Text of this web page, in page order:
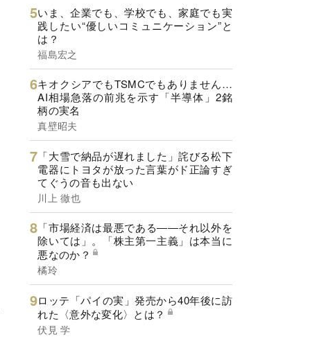
いま、企業でも、学校でも、家庭でも実
践したい“優しいコミュニケーション”と
は？
福島宏之
キオクシアでもTSMCでもありません…
AI相場急落の前兆を示す「半導体」2銘
柄の実名
真壁昭夫
「大雪で納品が遅れました」詫びる松下
電器にトヨタが放った言葉がド正論すぎ
てぐうの音も出ない
川上 徹也
「市場経済は最悪である――それ以外を
除いては」。「株主第一主義」は本当に
悪なのか？
橘玲
ロッテ「パイの実」発売から40年後に訪
れた〈意外な変化〉とは？
伏見 学